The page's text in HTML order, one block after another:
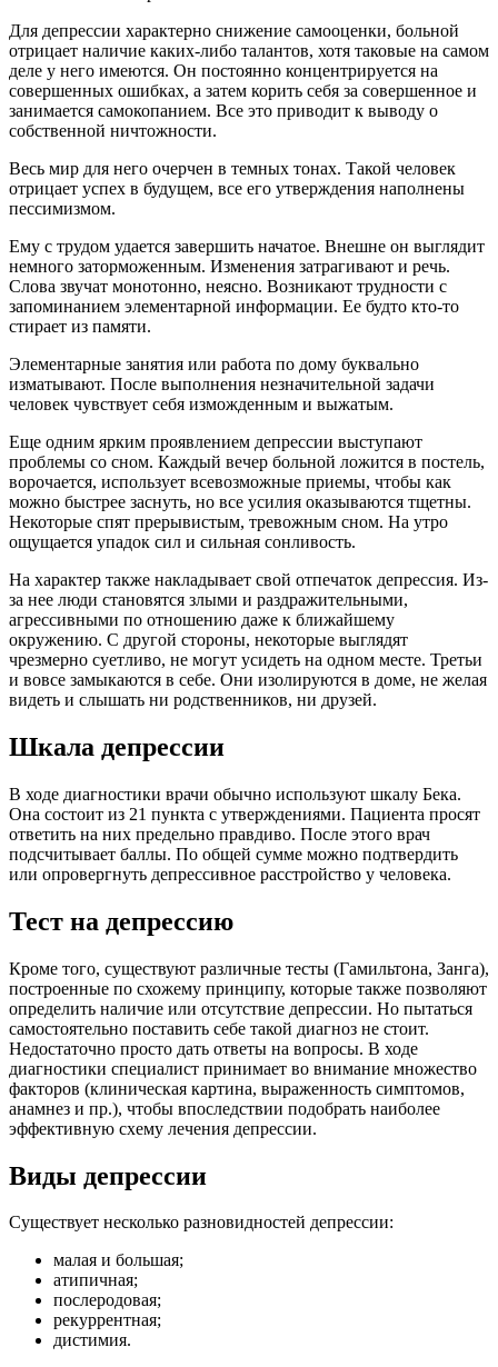
Для депрессии характерно снижение самооценки, больной
отрицает наличие каких-либо талантов, хотя таковые на самом
деле у него имеются. Он постоянно концентрируется на
совершенных ошибках, а затем корить себя за совершенное и
занимается самокопанием. Все это приводит к выводу о
собственной ничтожности.
Весь мир для него очерчен в темных тонах. Такой человек
отрицает успех в будущем, все его утверждения наполнены
пессимизмом.
Ему с трудом удается завершить начатое. Внешне он выглядит
немного заторможенным. Изменения затрагивают и речь.
Слова звучат монотонно, неясно. Возникают трудности с
запоминанием элементарной информации. Ее будто кто-то
стирает из памяти.
Элементарные занятия или работа по дому буквально
изматывают. После выполнения незначительной задачи
человек чувствует себя изможденным и выжатым.
Еще одним ярким проявлением депрессии выступают
проблемы со сном. Каждый вечер больной ложится в постель,
ворочается, использует всевозможные приемы, чтобы как
можно быстрее заснуть, но все усилия оказываются тщетны.
Некоторые спят прерывистым, тревожным сном. На утро
ощущается упадок сил и сильная сонливость.
На характер также накладывает свой отпечаток депрессия. Из-
за нее люди становятся злыми и раздражительными,
агрессивными по отношению даже к ближайшему
окружению. С другой стороны, некоторые выглядят
чрезмерно суетливо, не могут усидеть на одном месте. Третьи
и вовсе замыкаются в себе. Они изолируются в доме, не желая
видеть и слышать ни родственников, ни друзей.
Шкала депрессии
В ходе диагностики врачи обычно используют шкалу Бека.
Она состоит из 21 пункта с утверждениями. Пациента просят
ответить на них предельно правдиво. После этого врач
подсчитывает баллы. По общей сумме можно подтвердить
или опровергнуть депрессивное расстройство у человека.
Тест на депрессию
Кроме того, существуют различные тесты (Гамильтона, Занга),
построенные по схожему принципу, которые также позволяют
определить наличие или отсутствие депрессии. Но пытаться
самостоятельно поставить себе такой диагноз не стоит.
Недостаточно просто дать ответы на вопросы. В ходе
диагностики специалист принимает во внимание множество
факторов (клиническая картина, выраженность симптомов,
анамнез и пр.), чтобы впоследствии подобрать наиболее
эффективную схему лечения депрессии.
Виды депрессии
Существует несколько разновидностей депрессии:
малая и большая;
атипичная;
послеродовая;
рекуррентная;
дистимия.